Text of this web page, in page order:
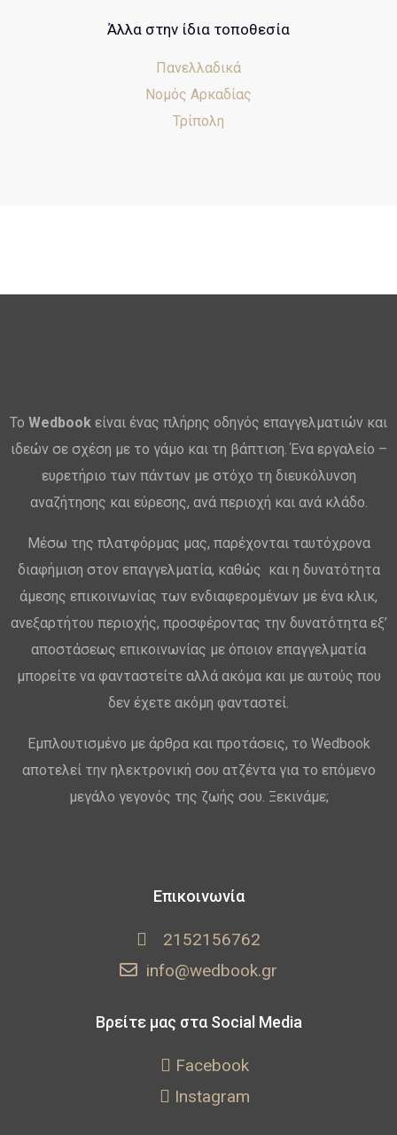
Άλλα στην ίδια τοποθεσία
Πανελλαδικά
Νομός Αρκαδίας
Τρίπολη
Το Wedbook είναι ένας πλήρης οδηγός επαγγελματιών και
ιδεών σε σχέση με το γάμο και τη βάπτιση. Ένα εργαλείο –
ευρετήριο των πάντων με στόχο τη διευκόλυνση
αναζήτησης και εύρεσης, ανά περιοχή και ανά κλάδο.
Μέσω της πλατφόρμας μας, παρέχονται ταυτόχρονα
διαφήμιση στον επαγγελματία, καθώς και η δυνατότητα
άμεσης επικοινωνίας των ενδιαφερομένων με ένα κλικ,
ανεξαρτήτου περιοχής, προσφέροντας την δυνατότητα εξ’
αποστάσεως επικοινωνίας με όποιον επαγγελματία
μπορείτε να φανταστείτε αλλά ακόμα και με αυτούς που
δεν έχετε ακόμη φανταστεί.
Εμπλουτισμένο με άρθρα και προτάσεις, το Wedbook
αποτελεί την ηλεκτρονική σου ατζέντα για το επόμενο
μεγάλο γεγονός της ζωής σου. Ξεκινάμε;
Επικοινωνία
2152156762
info@wedbook.gr
Βρείτε μας στα Social Media
Facebook
Instagram